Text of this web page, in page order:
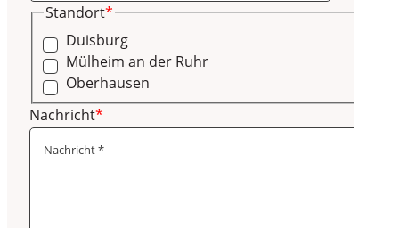
Standort*
Duisburg
Mülheim an der Ruhr
Oberhausen
Nachricht*